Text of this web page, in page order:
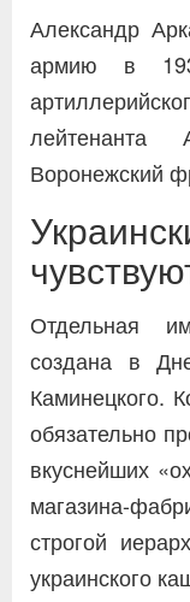
Александр
армию в
Воронежский
Отдельная
создана в
Каминецкого.
обязательно
вкуснейших
магазина-
строгой
украинского